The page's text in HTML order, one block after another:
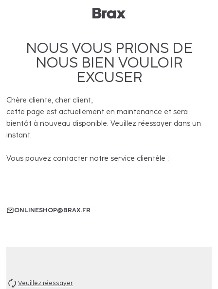
NOUS VOUS PRIONS DE
NOUS BIEN VOULOIR
EXCUSER
Chère cliente, cher client,
cette page est actuellement en maintenance et sera
bientôt à nouveau disponible. Veuillez réessayer dans un
instant.
Vous pouvez contacter notre service clientèle :
ONLINESHOP@BRAX.FR
Veuillez réessayer